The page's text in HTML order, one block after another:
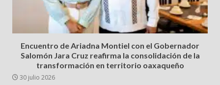
Encuentro de Ariadna Montiel con el Gobernador
Salomón Jara Cruz reafirma la consolidación de la
transformación en territorio oaxaqueño
30 julio 2026